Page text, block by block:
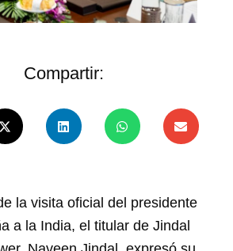
Compartir:
la visita oficial del presidente
a la India, el titular de Jindal